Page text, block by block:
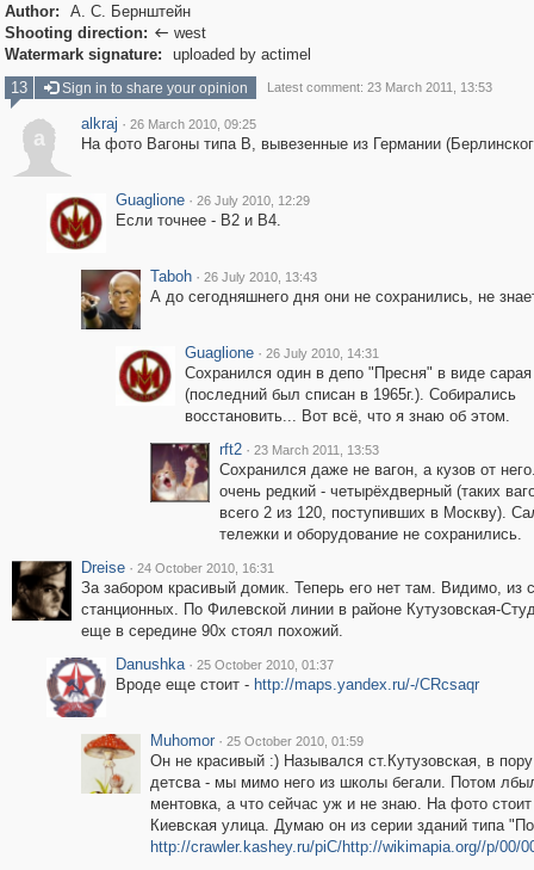
Author:
А. С. Бернштейн
Shooting direction:  west
Watermark signature:
uploaded by actimel
13
Sign in to share your opinion Latest comment: 23 March 2011, 13:53
a
alkraj · 26 March 2010, 09:25
На фото Вагоны типа В, вывезенные из Германии
Guaglione · 26 July 2010, 12:29
Если точнее - В2 и В4.
Taboh · 26 July 2010, 13:43
А до сегодняшнего дня они не сохранились, не
Guaglione · 26 July 2010, 14:31
Сохранился один в депо "Пресня" в виде сарая
(последний был списан в 1965г.). Собирались
восстановить... Вот всё, что я знаю об этом.
rft2 · 23 March 2011, 13:53
Сохранился даже не вагон, а кузов от
очень редкий - четырёхдверный (таких
всего 2 из 120, поступивших в Москву).
тележки и оборудование не сохранились.
Dreise · 24 October 2010, 16:31
За забором красивый домик. Теперь его нет там. Видимо, из
станционных. По Филевской линии в районе Кутузовская-
еще в середине 90х стоял похожий.
Danushka · 25 October 2010, 01:37
Вроде еще стоит - http://maps.yandex.ru/-/CRcsaqr
Muhomor · 25 October 2010, 01:59
Он не красивый :) Назывался ст.Кутузовская, в
детсва - мы мимо него из школы бегали. Потом
ментовка, а что сейчас уж и не знаю. На фото
Киевская улица. Думаю он из серии зданий типа
http://crawler.kashey.ru/piC/http://wikimapia.org//p/00/